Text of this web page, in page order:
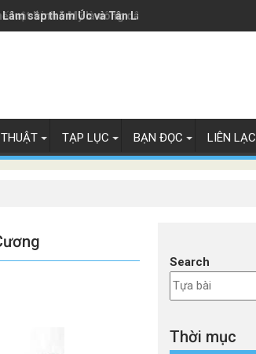
luật 'sinh ở Mỹ là công dân Mỹ'
sắp thăm Úc và Tân Lây Lan
TẠP LỤC BẠN ĐỌC LIÊN LẠC
Search
Thời mục